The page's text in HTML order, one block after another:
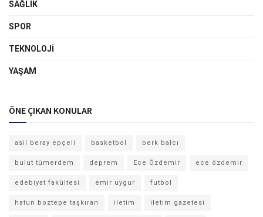
SAĞLIK
SPOR
TEKNOLOJI
YAŞAM
ÖNE ÇIKAN KONULAR
asil beray epçeli basketbol berk balcı
bulut tümerdem deprem Ece Özdemir ece özdemir
edebiyat fakültesi emir uygur futbol
hatun boztepe taşkıran iletim iletim gazetesi